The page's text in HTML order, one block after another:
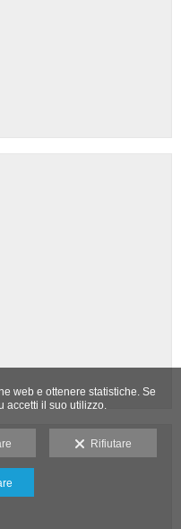
web e ottenere statistiche. Se
accetti il suo utilizzo.
Rifiutare